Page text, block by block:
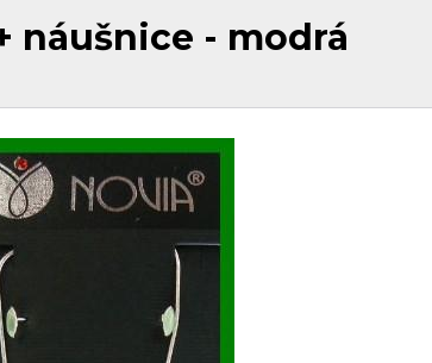
náušnice - modrá